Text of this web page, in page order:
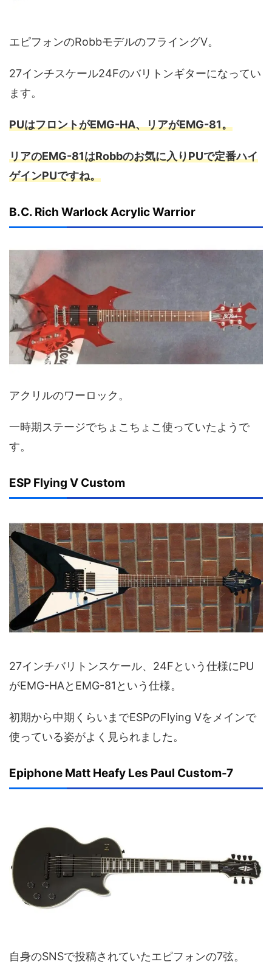
エピフォンのRobbモデルのフライングV。
27インチスケール24Fのバリトンギターになってい
ます。
PUはフロントがEMG-HA、リアがEMG-81。
リアのEMG-81はRobbのお気に入りPUで定番ハイ
ゲインPUですね。
B.C. Rich Warlock Acrylic Warrior
アクリルのワーロック。
一時期ステージでちょこちょこ使っていたようで
す。
ESP Flying V Custom
27インチバリトンスケール、24Fという仕様にPU
がEMG-HAとEMG-81という仕様。
初期から中期くらいまでESPのFlying Vをメインで
使っている姿がよく見られました。
Epiphone Matt Heafy Les Paul Custom-7
自身のSNSで投稿されていたエピフォンの7弦。